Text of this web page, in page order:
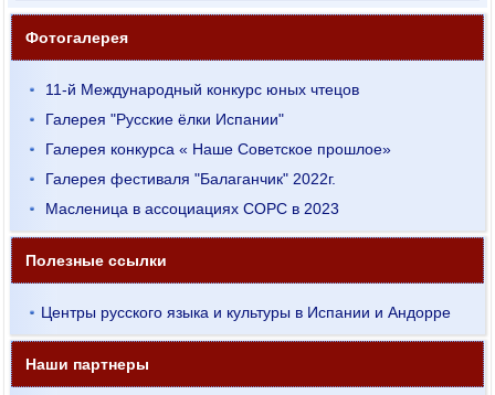
Фотогалерея
11-й Международный конкурс юных чтецов
Галерея "Русские ёлки Испании"
Галерея конкурса « Наше Советское прошлое»
Галерея фестиваля "Балаганчик" 2022г.
Масленица в ассоциациях СОРС в 2023
Полезные ссылки
Центры русского языка и культуры в Испании и Андорре
Наши партнеры